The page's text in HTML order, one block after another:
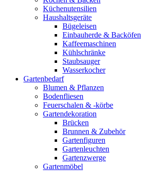
Küchenutensilien
Haushaltsgeräte
Bügeleisen
Einbauherde & Backöfen
Kaffeemaschinen
Kühlschränke
Staubsauger
Wasserkocher
Gartenbedarf
Blumen & Pflanzen
Bodenfliesen
Feuerschalen & -körbe
Gartendekoration
Brücken
Brunnen & Zubehör
Gartenfiguren
Gartenleuchten
Gartenzwerge
Gartenmöbel